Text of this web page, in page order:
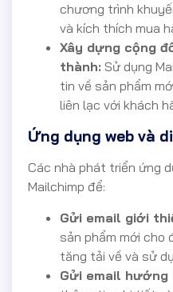
chương trình
và kích thích mua
Xây dựng cộng
thành: Sử dụng
tin về sản phẩm
liên lạc với khách
Ứng dụng web và
Các nhà phát triển ứng
Mailchimp để:
Gửi email giới
sản phẩm mới cho
tăng tải về và sử
Gửi email hướng